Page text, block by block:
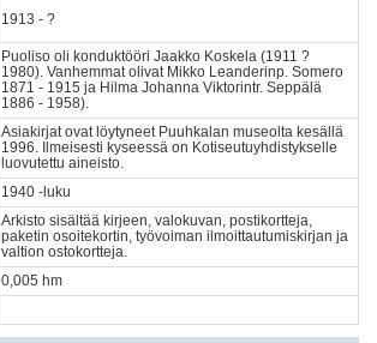
1913 - ?
Puoliso oli konduktööri Jaakko Koskela (1911 ?
1980). Vanhemmat olivat Mikko Leanderinp. Somero
1871 - 1915 ja Hilma Johanna Viktorintr. Seppälä
1886 - 1958).
Asiakirjat ovat löytyneet Puuhkalan museolta kesällä
1996. Ilmeisesti kyseessä on Kotiseutuyhdistykselle
luovutettu aineisto.
1940 -luku
Arkisto sisältää kirjeen, valokuvan, postikortteja,
paketin osoitekortin, työvoiman ilmoittautumiskirjan ja
valtion ostokortteja.
0,005 hm